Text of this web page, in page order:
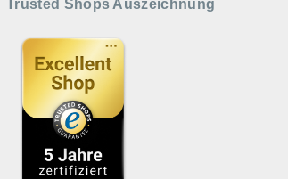
Trusted Shops Auszeichnung